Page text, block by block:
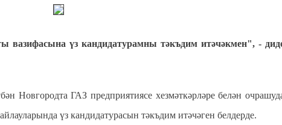
вазифасына үз кандидатурамны тәкъдим итәчәкмен", -
Новгородта ГАЗ предприятиясе хезмәткәрләре белән
үз кандидатурасын тәкъдим итәчәген белдерде.